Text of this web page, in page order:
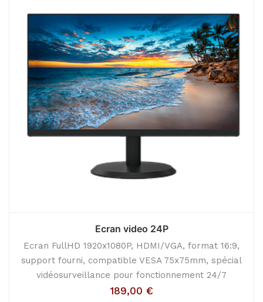
Ecran video 24P
Ecran FullHD 1920x1080P, HDMI/VGA, format 16:9,
support fourni, compatible VESA 75x75mm, spécial
vidéosurveillance pour fonctionnement 24/7
189,00 €